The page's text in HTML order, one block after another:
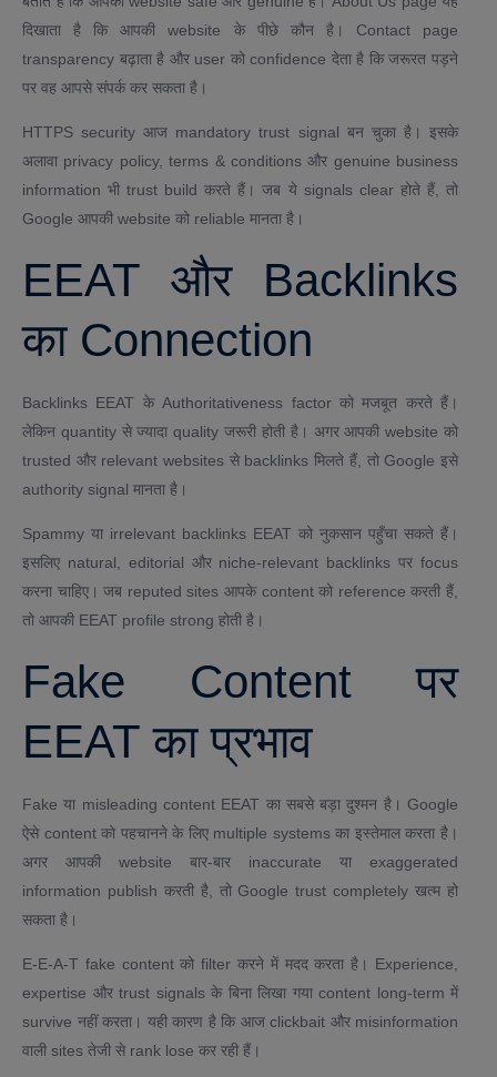
दिखाता है कि आपकी website के पीछे कौन है। Contact page
transparency बढ़ाता है और user को confidence देता है कि जरूरत पड़ने
पर वह आपसे संपर्क कर सकता है।
HTTPS security आज mandatory trust signal बन चुका है। इसके
अलावा privacy policy, terms & conditions और genuine business
information भी trust build करते हैं। जब ये signals clear होते हैं, तो
Google आपकी website को reliable मानता है।
EEAT और Backlinks
का Connection
Backlinks EEAT के Authoritativeness factor को मजबूत करते हैं।
लेकिन quantity से ज्यादा quality जरूरी होती है। अगर आपकी website को
trusted और relevant websites से backlinks मिलते हैं, तो Google इसे
authority signal मानता है।
Spammy या irrelevant backlinks EEAT को नुकसान पहुँचा सकते हैं।
इसलिए natural, editorial और niche-relevant backlinks पर focus
करना चाहिए। जब reputed sites आपके content को reference करती हैं,
तो आपकी EEAT profile strong होती है।
Fake Content पर
EEAT का प्रभाव
Fake या misleading content EEAT का सबसे बड़ा दुश्मन है। Google
ऐसे content को पहचानने के लिए multiple systems का इस्तेमाल करता है।
अगर आपकी website बार-बार inaccurate या exaggerated
information publish करती है, तो Google trust completely खत्म हो
सकता है।
E-E-A-T fake content को filter करने में मदद करता है। Experience,
expertise और trust signals के बिना लिखा गया content long-term में
survive नहीं करता। यही कारण है कि आज clickbait और misinformation
वाली sites तेजी से rank lose कर रही हैं।